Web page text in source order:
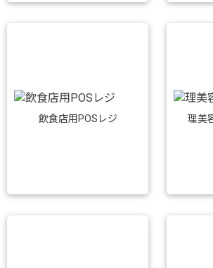
飲食店用POSレジ 理美